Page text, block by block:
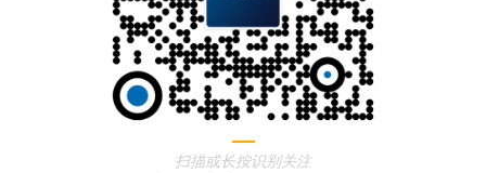
扫描或长按识别关注